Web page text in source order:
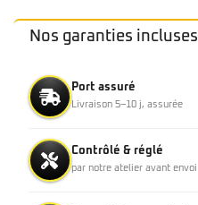
Nos garanties incluses
Port assuré
Livraison 5–10 j, assurée
Contrôlé & réglé
par notre atelier avant envoi